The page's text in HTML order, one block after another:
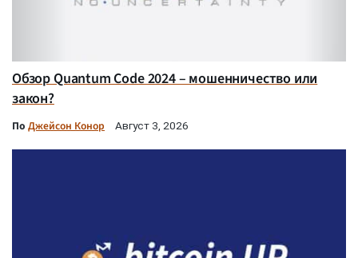
Обзор Quantum Code 2024 – мошенничество или
закон?
По Джейсон Конор Август 3, 2026